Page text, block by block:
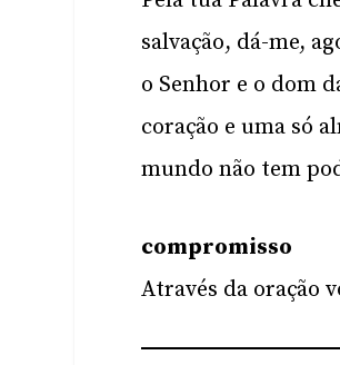
salvação, dá-me,
o Senhor e o dom
coração e uma só
mundo não tem
compromisso
Através da oração